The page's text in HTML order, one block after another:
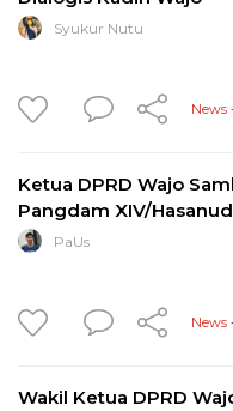
Syukur Nutu
News
Ketua DPRD Wajo
Pangdam XIV/
PaUs
News
Wakil Ketua DPRD